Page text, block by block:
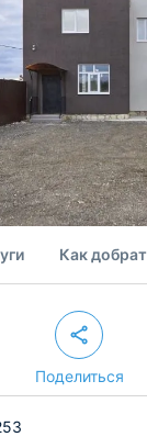
Как
Поделиться